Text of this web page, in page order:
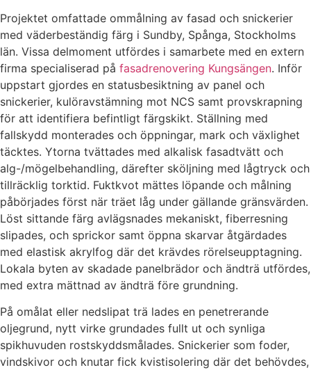
Projektet omfattade ommålning av fasad och snickerier
med väderbeständig färg i Sundby, Spånga, Stockholms
län. Vissa delmoment utfördes i samarbete med en extern
firma specialiserad på fasadrenovering Kungsängen. Inför
uppstart gjordes en statusbesiktning av panel och
snickerier, kulöravstämning mot NCS samt provskrapning
för att identifiera befintligt färgskikt. Ställning med
fallskydd monterades och öppningar, mark och växlighet
täcktes. Ytorna tvättades med alkalisk fasadtvätt och
alg-/mögelbehandling, därefter sköljning med lågtryck och
tillräcklig torktid. Fuktkvot mättes löpande och målning
påbörjades först när träet låg under gällande gränsvärden.
Löst sittande färg avlägsnades mekaniskt, fiberresning
slipades, och sprickor samt öppna skarvar åtgärdades
med elastisk akrylfog där det krävdes rörelseupptagning.
Lokala byten av skadade panelbrädor och ändträ utfördes,
med extra mättnad av ändträ före grundning.
På omålat eller nedslipat trä lades en penetrerande
oljegrund, nytt virke grundades fullt ut och synliga
spikhuvuden rostskyddsmålades. Snickerier som foder,
vindskivor och knutar fick kvistisolering där det behövdes,